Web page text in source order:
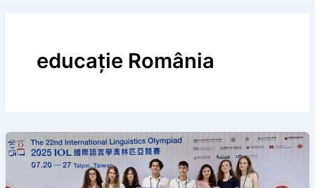
educație România